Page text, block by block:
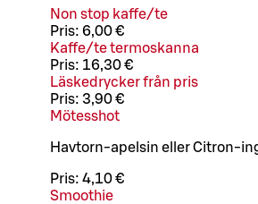
Non stop kaffe/te
Pris: 6,00 €
Kaffe/te termoskanna
Pris: 16,30 €
Läskedrycker från pris
Pris: 3,90 €
Mötesshot
Havtorn-apelsin eller Citron-
Pris: 4,10 €
Smoothie